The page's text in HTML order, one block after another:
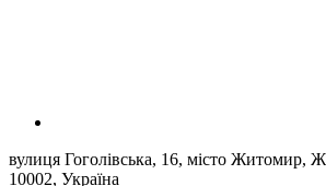
вулиця Гоголівська, 16, місто Житомир,
10002, Україна